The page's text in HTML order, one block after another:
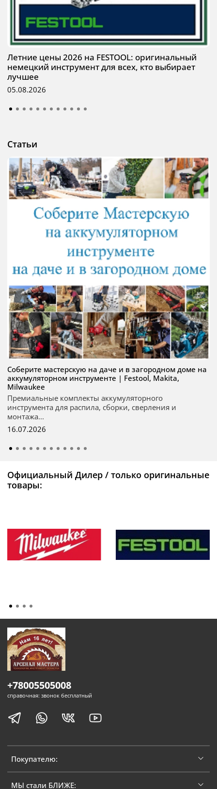
Летние цены 2026 на FESTOOL: оригинальный
немецкий инструмент для всех, кто выбирает
лучшее
05.08.2026
Статьи
Соберите мастерскую на даче и в загородном доме на
аккумуляторном инструменте | Festool, Makita,
Milwaukee
Премиальные комплекты аккумуляторного
инструмента для распила, сборки, сверления и
монтажа...
16.07.2026
Официальный Дилер / только оригинальные
товары:
Покупателю:
МЫ стали БЛИЖЕ:
+78005505008
справочная: звонок бесплатный